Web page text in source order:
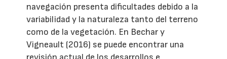
navegación presenta dificultades debido a la
variabilidad y la naturaleza tanto del terreno
como de la vegetación. En Bechar y
Vigneault (2016) se puede encontrar una